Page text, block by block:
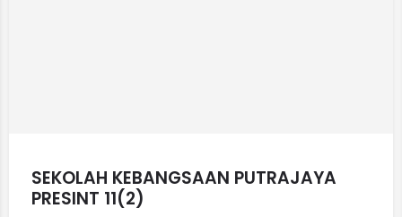
SEKOLAH KEBANGSAAN PUTRAJAYA
PRESINT 11(2)